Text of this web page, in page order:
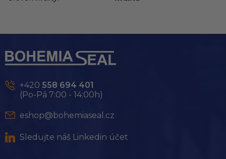
p
+420 558 694 401
(Po-Pá 7:00 - 14:00h)
eshop@bohemiaseal.cz
Sledujte náš Linkedin účet